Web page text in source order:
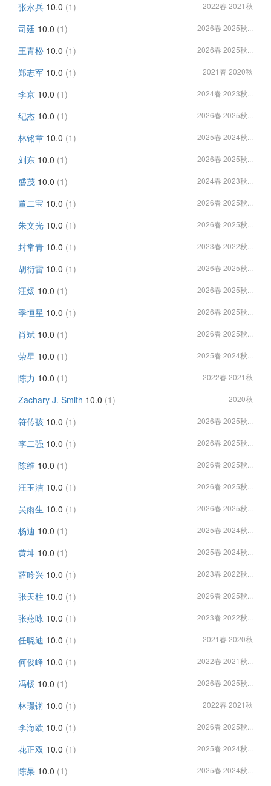
张永兵 10.0 (1) 2022春 2021秋
司廷 10.0 (1) 2026春 2025秋...
王青松 10.0 (1) 2026春 2025秋...
郑志军 10.0 (1) 2021春 2020秋
李京 10.0 (1) 2024春 2023秋...
纪杰 10.0 (1) 2026春 2025秋...
林铭章 10.0 (1) 2025春 2024秋...
刘东 10.0 (1) 2026春 2025秋...
盛茂 10.0 (1) 2024春 2023秋...
董二宝 10.0 (1) 2026春 2025秋...
朱文光 10.0 (1) 2026春 2025秋...
封常青 10.0 (1) 2023春 2022秋...
胡衍雷 10.0 (1) 2026春 2025秋...
汪炀 10.0 (1) 2026春 2025秋...
季恒星 10.0 (1) 2026春 2025秋...
肖斌 10.0 (1) 2026春 2025秋...
荣星 10.0 (1) 2025春 2024秋...
陈力 10.0 (1) 2022春 2021秋
Zachary J. Smith 10.0 (1) 2020秋
符传孩 10.0 (1) 2026春 2025秋...
李二强 10.0 (1) 2026春 2025秋...
陈维 10.0 (1) 2026春 2025秋...
汪玉洁 10.0 (1) 2026春 2025秋...
吴雨生 10.0 (1) 2026春 2025秋...
杨迪 10.0 (1) 2025春 2024秋...
黄坤 10.0 (1) 2025春 2024秋...
薛吟兴 10.0 (1) 2023春 2022秋...
张天柱 10.0 (1) 2026春 2025秋...
张燕咏 10.0 (1) 2023春 2022秋...
任晓迪 10.0 (1) 2021春 2020秋
何俊峰 10.0 (1) 2022春 2021秋...
冯畅 10.0 (1) 2026春 2025秋...
林璟锵 10.0 (1) 2022春 2021秋
李海欧 10.0 (1) 2026春 2025秋...
花正双 10.0 (1) 2025春 2024秋...
陈杲 10.0 (1) 2025春 2024秋...